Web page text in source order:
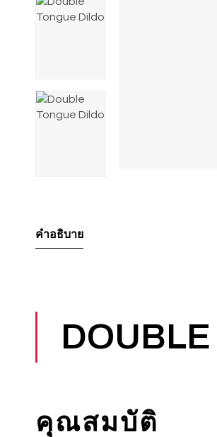
คำอธิบาย
คุณสมบัติ